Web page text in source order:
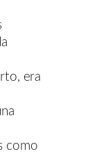
era
como